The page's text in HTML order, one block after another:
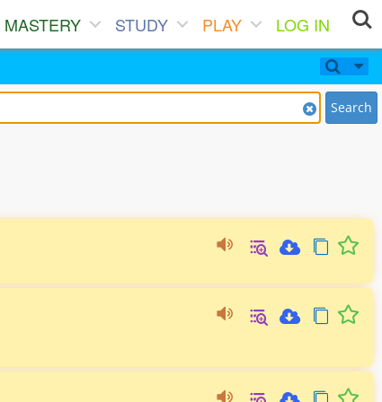
MASTERY STUDY PLAY
LOG IN
Search